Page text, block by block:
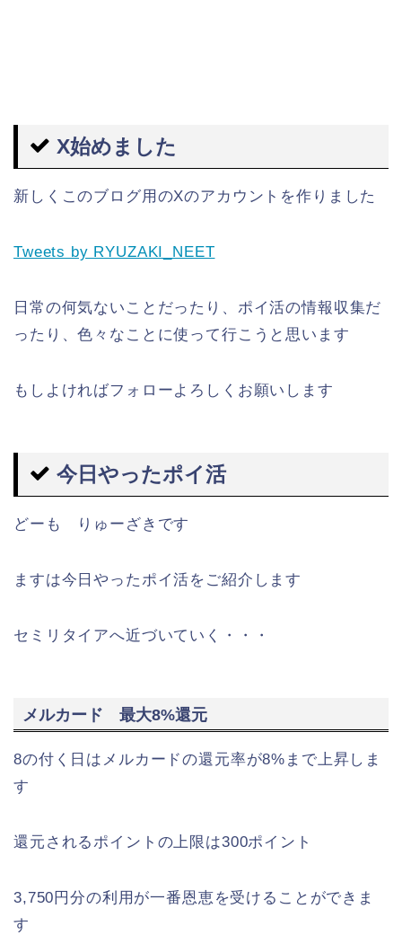
X始めました
新しくこのブログ用のXのアカウントを作りました
Tweets by RYUZAKI_NEET
日常の何気ないことだったり、ポイ活の情報収集だ
ったり、色々なことに使って行こうと思います
もしよければフォローよろしくお願いします
今日やったポイ活
どーも りゅーざきです
ますは今日やったポイ活をご紹介します
セミリタイアへ近づいていく・・・
メルカード 最大8%還元
8の付く日はメルカードの還元率が8%まで上昇しま
す
還元されるポイントの上限は300ポイント
3,750円分の利用が一番恩恵を受けることができま
す